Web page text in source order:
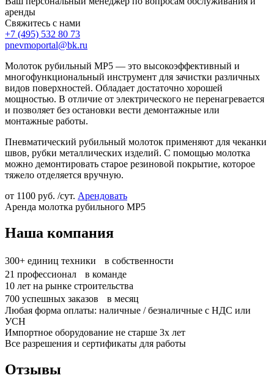
аренды
Свяжитесь с нами
+7 (495) 532 80 73
pnevmoportal@bk.ru
Молоток рубильный МР5 — это высокоэффективный и
многофункциональный инструмент для зачистки различных
видов поверхностей. Обладает достаточно хорошей
мощностью. В отличие от электрического не перенагревается
и позволяет без остановки вести демонтажные или
монтажные работы.
Пневматический рубильный молоток применяют для чеканки
швов, рубки металлических изделий. С помощью молотка
можно демонтировать старое резиновой покрытие, которое
тяжело отделяется вручную.
от 1100 руб. /сут. Арендовать
Аренда молотка рубильного МР5
Наша компания
300+ единиц техники в собственности
21 профессионал в команде
10 лет на рынке строительства
700 успешных заказов в месяц
Любая форма оплаты: наличные / безналичные с НДС или
УСН
Импортное оборудование не старше 3х лет
Все разрешения и сертификаты для работы
Отзывы